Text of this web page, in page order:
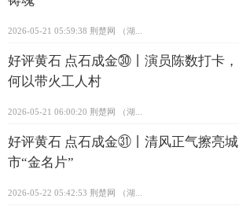
2026-05-21 05:59:38 荆楚网 ​（湖...
好评黄石 点石成金㉚丨演员陈数打卡，
何以带火工人村
2026-05-21 06:00:20 荆楚网 ​（湖...
好评黄石 点石成金㉛丨清风正气擦亮城
市“金名片”
2026-05-22 05:42:53 荆楚网 ​（湖...